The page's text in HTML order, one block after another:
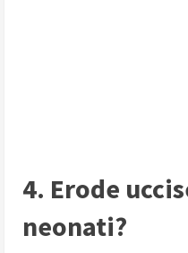
4. Erode
neonati?